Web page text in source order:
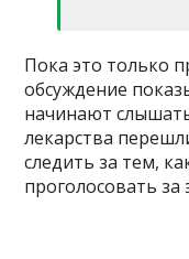
Пока это только
обсуждение
начинают
лекарства
следить за тем,
проголосовать